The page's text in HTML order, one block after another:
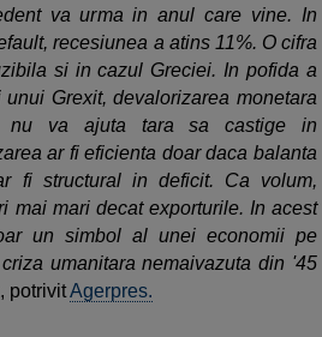
va urma in anul care vine. In
recesiunea a atins 11%. O cifra
si in cazul Greciei. In pofida a
Grexit, devalorizarea monetara
va ajuta tara sa castige in
ar fi eficienta doar daca balanta
fi structural in deficit. Ca volum,
mai mari decat exporturile. In acest
un simbol al unei economii pe
umanitara nemaivazuta din '45
potrivitAgerpres.